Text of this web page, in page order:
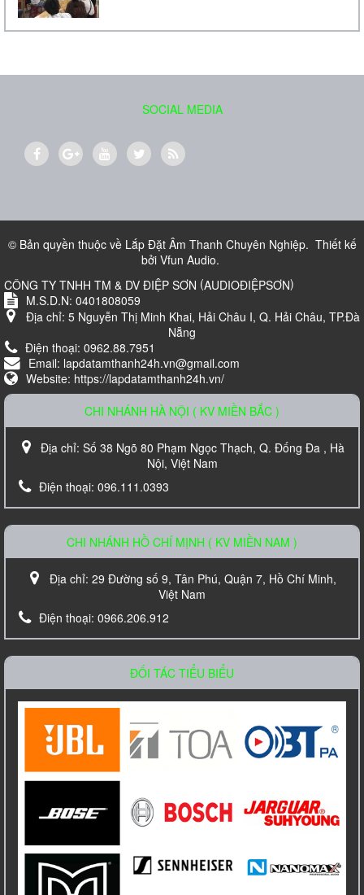
700.000 VND
Loa Karaoke Nanomax JB-625
Liên hệ
Loa âm trần TOA PC-648R
Liên hệ
Amply Bosch PLE 1ME 120 EU Công Suất
Liên hệ
SOCIAL MEDIA
© Bản quyền thuộc về Lắp Đặt Âm Thanh Chuyên Nghiệp. Thiết kế
bởi Vfun Audio.
CÔNG TY TNHH TM & DV ĐIỆP SƠN (AUDIOĐIỆPSƠN)
M.S.D.N: 0401808059
Địa chỉ: 5 Nguyễn Thị Minh Khai, Hải Châu I, Q. Hải Châu, TP.Đà
Nẵng
Điện thoại: 0962.88.7951
Email: lapdatamthanh24h.vn@gmail.com
Website: https://lapdatamthanh24h.vn/
CHI NHÁNH HÀ NỘI ( KV MIỀN BẮC )
Địa chỉ: Số 38 Ngõ 80 Phạm Ngọc Thạch, Q. Đống Đa , Hà
Nội, Việt Nam
Điện thoại: 096.111.0393
CHI NHÁNH HỒ CHÍ MỊNH ( KV MIỀN NAM )
Địa chỉ: 29 Đường số 9, Tân Phú, Quận 7, Hồ Chí Minh,
Việt Nam
Điện thoại: 0966.206.912
ĐỐI TÁC TIỂU BIỂU